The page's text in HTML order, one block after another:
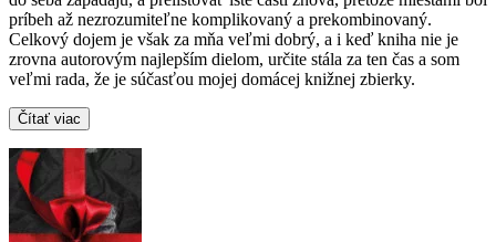
príbeh až nezrozumiteľne komplikovaný a prekombinovaný.
Celkový dojem je však za mňa veľmi dobrý, a i keď kniha nie je
zrovna autorovým najlepším dielom, určite stála za ten čas a som
veľmi rada, že je súčasťou mojej domácej knižnej zbierky.
Čítať viac